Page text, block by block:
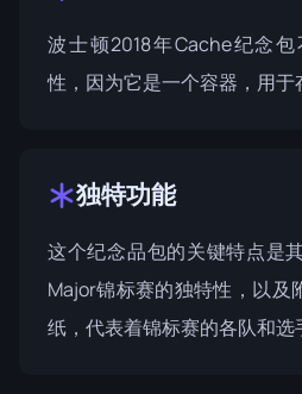
波士顿2018年Cache纪念
性，因为它是一个容器，用于
独特功能
这个纪念品包的关键特点是
Major锦标赛的独特性，以及
纸，代表着锦标赛的各队和选